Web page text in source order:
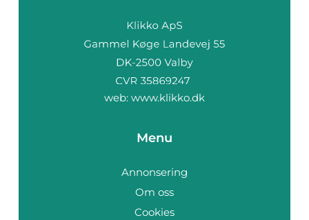
web: www.klikko.dk
Menu
Annonsering
Om oss
Cookies